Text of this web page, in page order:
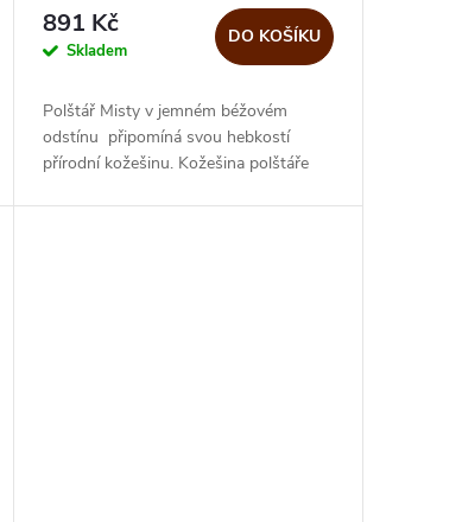
891 Kč
Skladem
DO KOŠÍKU
Polštář Misty v jemném béžovém
odstínu připomíná svou hebkostí
přírodní kožešinu. Kožešina polštáře